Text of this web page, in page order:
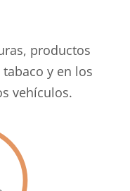
productos
y en los
vehículos.